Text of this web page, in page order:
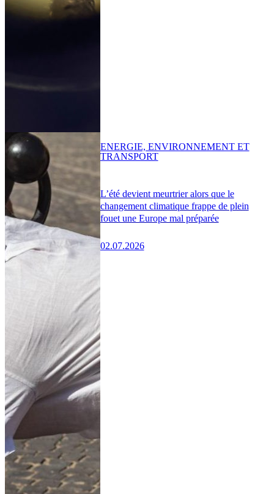
L’été devient meurtrier alors que le
changement climatique frappe de plein
fouet une Europe mal préparée
02.07.2026
ENERGIE, ENVIRONNEMENT ET
TRANSPORT